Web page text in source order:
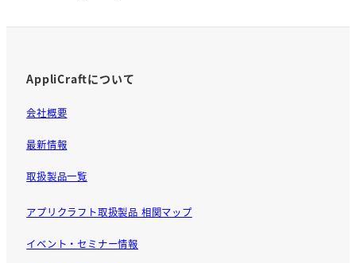
AppliCraftについて
会社概要
最新情報
取扱製品一覧
アプリクラフト取扱製品 相関マップ
イベント・セミナー情報